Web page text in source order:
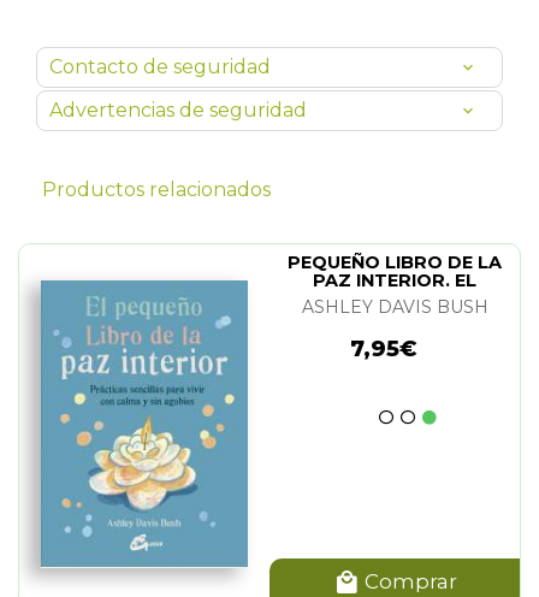
Contacto de seguridad
Advertencias de seguridad
Productos relacionados
PEQUEÑO LIBRO DE LA
PAZ INTERIOR. EL
ASHLEY DAVIS BUSH
7,95€
Comprar